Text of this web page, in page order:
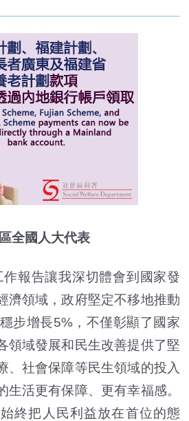
全國人大代表
報告讓我深切體會到國家發
濟領域，政府堅定不移地推動
步增長5%，不僅彰顯了國家
領域發展和民生改善提供了堅
、社會保障等民生領域的投入
生活更有保障、更有幸福感。
終把人民利益放在首位的態